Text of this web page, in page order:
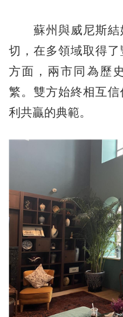
蘇州與威尼斯結
切，在多領域取得
方面，兩市同為歷
繁。雙方始終相互
利共贏的典範。